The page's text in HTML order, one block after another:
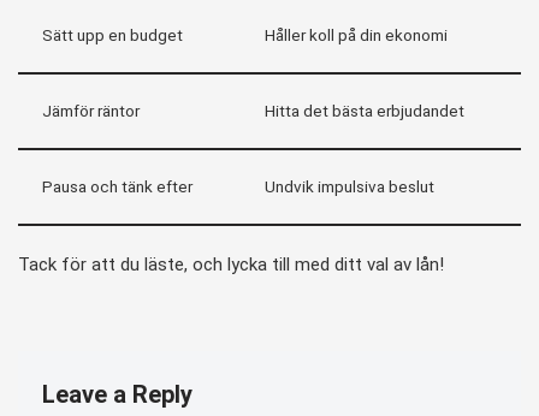
Sätt upp en budget Håller koll på din ekonomi
Jämför räntor Hitta det bästa erbjudandet
Pausa och tänk efter Undvik impulsiva beslut
Tack för att du läste, och lycka till med ditt val av lån!
Leave a Reply